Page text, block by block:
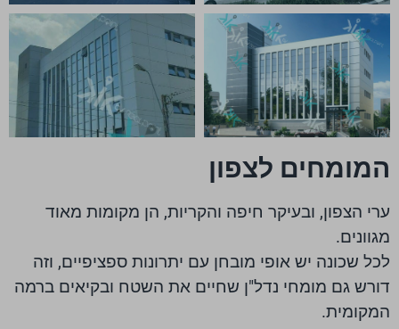
המומחים לצפון
ערי הצפון, ובעיקר חיפה והקריות, הן מקומות מאוד
מגוונים.
לכל שכונה יש אופי מובחן עם יתרונות ספציפיים, וזה
דורש גם מומחי נדל"ן שחיים את השטח ובקיאים ברמה
המקומית.